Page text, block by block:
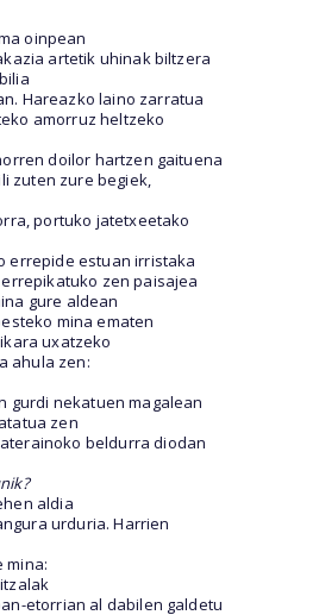
oinpean
artetik uhinak biltzera
Hareazko laino zarratua
amorruz heltzeko
doilor hartzen gaituena
zuten zure begiek,
portuko jatetxeetako
errepide estuan irristaka
zen paisajea
gure aldean
mina ematen
uxatzeko
ahula zen:
gurdi nekatuen magalean
zen
beldurra diodan
aldia
urduria. Harrien
mina:
etorrian al dabilen galdetu